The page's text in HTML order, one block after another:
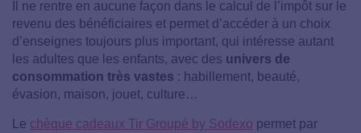
Il ne rentre en aucune façon dans le calcul de l’impôt sur le
revenu des bénéficiaires et permet d’accéder à un choix
d’enseignes toujours plus important, qui intéresse autant
les adultes que les enfants, avec des univers de
consommation très vastes : habillement, beauté,
évasion, maison, jouet, culture…
Le chèque cadeaux Tir Groupé by Sodexo permet par